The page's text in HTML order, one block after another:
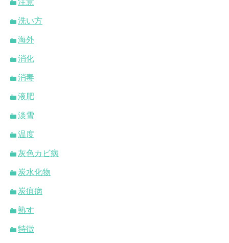
注意
洗い方
海外
消化
消毒
液肥
淡雪
温度
灰色カビ病
炭水化物
炭疽病
熟す
特徴